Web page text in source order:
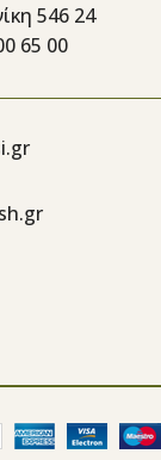
546 24
65 00